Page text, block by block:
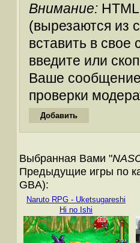
Внимание:
(вырезаются из
вставить в
введите или
Ваше
проверки
Выбранная Вами "
Предыдущие игры по
GBA):
Naruto RPG - Uketsugareshi
Hi no Ishi